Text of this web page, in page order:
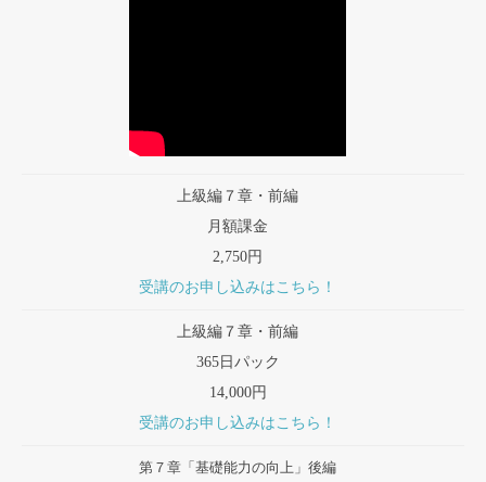
上級編７章・前編
月額課金
2,750円
受講のお申し込みはこちら！
上級編７章・前編
365日パック
14,000円
受講のお申し込みはこちら！
第７章「基礎能力の向上」後編